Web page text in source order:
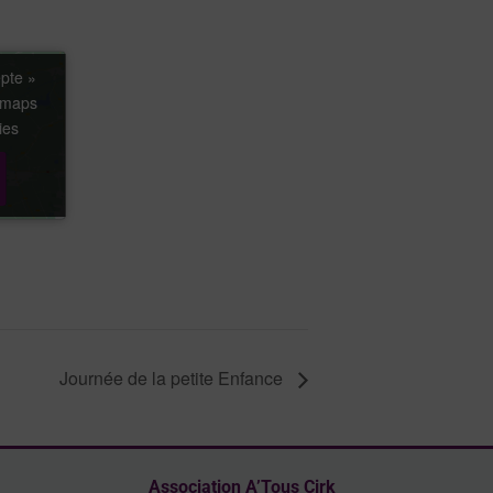
»
»
Journée de la petite Enfance
Association A’Tous Cirk